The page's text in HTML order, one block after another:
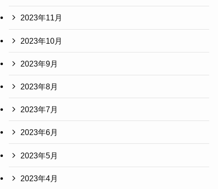
2023年11月
2023年10月
2023年9月
2023年8月
2023年7月
2023年6月
2023年5月
2023年4月